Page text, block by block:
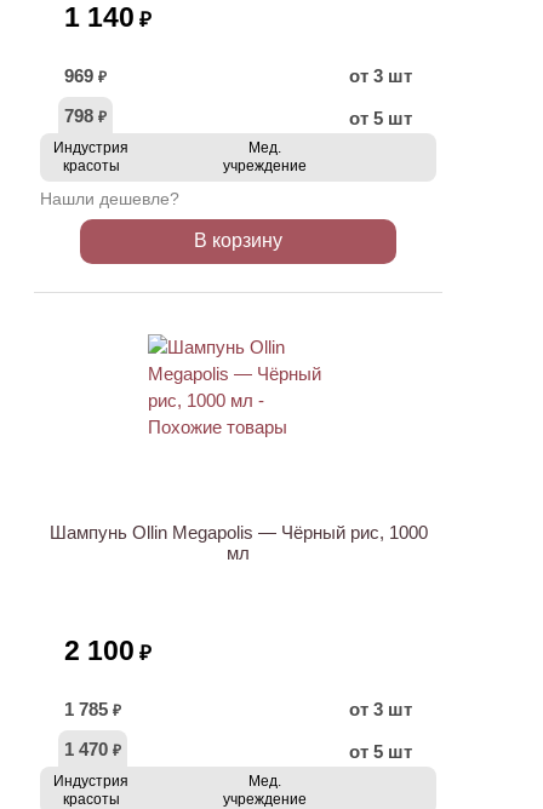
1 140 ₽
969 ₽
от 3 шт
798 ₽ от 5 шт
Индустрия
красоты
Мед.
учреждение
Нашли дешевле?
В корзину
Шампунь Ollin Megapolis — Чёрный рис, 1000
мл
2 100 ₽
1 785 ₽
от 3 шт
1 470 ₽ от 5 шт
Индустрия
красоты
Мед.
учреждение